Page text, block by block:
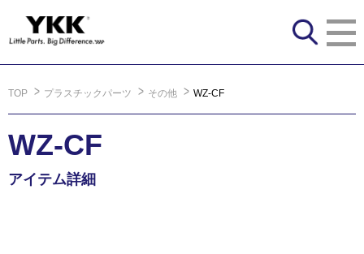
TOP プラスチックパーツ その他 WZ-CF
WZ-CF
アイテム詳細